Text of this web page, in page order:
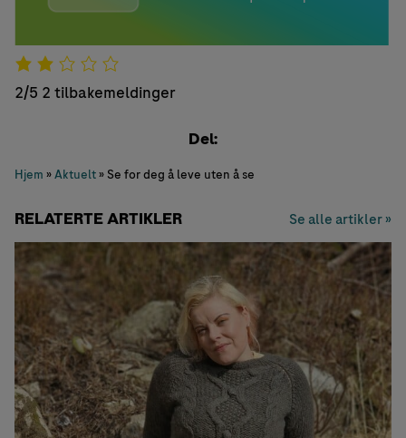
2/5 2 tilbakemeldinger
Del:
Hjem »Aktuelt» Se for deg å leve uten å se
RELATERTE ARTIKLER Se alle artikler »